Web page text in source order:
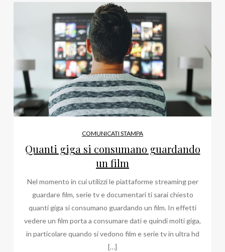
COMUNICATI STAMPA
Quanti giga si consumano guardando
un film
Nel momento in cui utilizzi le piattaforme streaming per
guardare film, serie tv e documentari ti sarai chiesto
quanti giga si consumano guardando un film. In effetti
vedere un film porta a consumare dati e quindi molti giga,
in particolare quando si vedono film e serie tv in ultra hd
[…]